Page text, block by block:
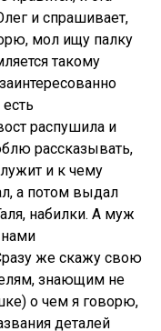
и спрашивает,
мол ищу палку
такому
распушила и
рассказывать,
и к чему
а потом выдал
набилки. А муж
же скажу свою
знающим не
о чем я говорю,
деталей